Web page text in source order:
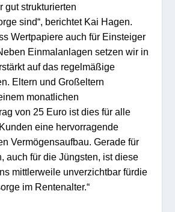
gut strukturierten
sind“, berichtet Kai Hagen.
Wertpapiere auch für Einsteiger
Einmalanlagen setzen wir in
auf das regelmäßige
Eltern und Großeltern
monatlichen
von 25 Euro ist dies für alle
eine hervorragende
Vermögensaufbau. Gerade für
,auch für die Jüngsten, ist diese
mittlerweile unverzichtbar fürdie
im Rentenalter.“